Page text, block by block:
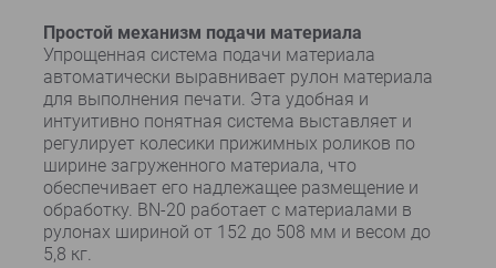
Простой механизм подачи материала
Упрощенная система подачи материала
автоматически выравнивает рулон материала
для выполнения печати. Эта удобная и
интуитивно понятная система выставляет и
регулирует колесики прижимных роликов по
ширине загруженного материала, что
обеспечивает его надлежащее размещение и
обработку. BN-20 работает с материалами в
рулонах шириной от 152 до 508 мм и весом до
5,8 кг.